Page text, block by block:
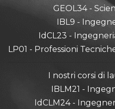
GEOL34 -
IBL9 -
IdCL23 -
LP01 - Professioni
I nostri corsi di
IBLM21 -
IdCLM24 -